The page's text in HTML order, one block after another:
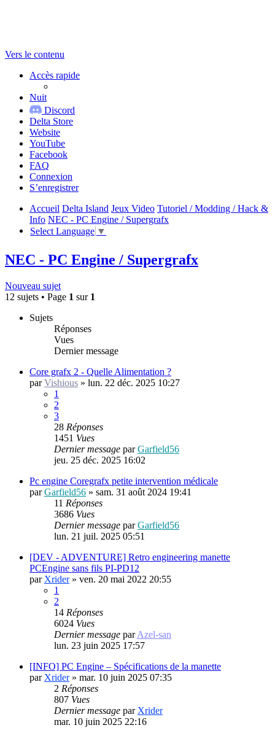
Vers le contenu
Accès rapide
Nuit
Discord
Delta Store
Website
YouTube
Facebook
FAQ
Connexion
S’enregistrer
Accueil Delta Island Jeux Video Tutoriel / Modding / Hack &
Info NEC - PC Engine / Supergrafx
Select Language ▼
NEC - PC Engine / Supergrafx
Nouveau sujet
12 sujets • Page 1 sur 1
Sujets
Réponses
Vues
Dernier message
Core grafx 2 - Quelle Alimentation ?
parVishious » lun. 22 déc. 2025 10:27
1
2
3
28 Réponses
1451 Vues
Dernier message parGarfield56
jeu. 25 déc. 2025 16:02
Pc engine Coregrafx petite intervention médicale
parGarfield56 » sam. 31 août 2024 19:41
11 Réponses
3686 Vues
Dernier message parGarfield56
lun. 21 juil. 2025 05:51
[DEV - ADVENTURE] Retro engineering manette
PCEngine sans fils PI-PD12
par Xrider» ven. 20 mai 2022 20:55
1
2
14 Réponses
6024 Vues
Dernier message parAzel-san
lun. 23 juin 2025 17:57
[INFO] PC Engine – Spécifications de la manette
par Xrider» mar. 10 juin 2025 07:35
2 Réponses
807 Vues
Dernier message par Xrider
mar. 10 juin 2025 22:16